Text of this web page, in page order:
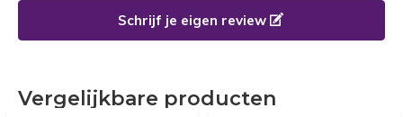
Schrijf je eigen review
Vergelijkbare producten